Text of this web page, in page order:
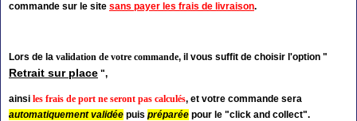
commande sur le site sans payer les frais de livraison.
Lors de la validation de votre commande, il vous suffit de choisir l'option "
Retrait sur place ",
ainsi les frais de port ne seront pas calculés, et votre commande sera
automatiquement validée puis préparée pour le "click and collect".